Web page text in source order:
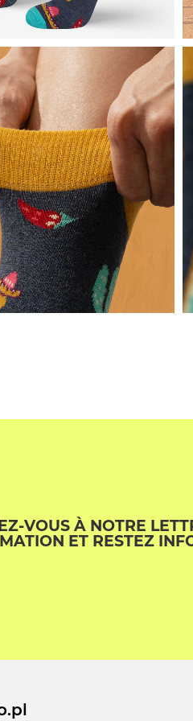
VOUS À NOTRE
ET RESTEZ